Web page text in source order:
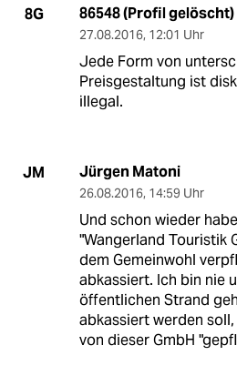
8G 86548 (Profil gelöscht)
27.08.2016, 12:01 Uhr
Jede Form von
Preisgestaltung ist
illegal.
JM Jürgen Matoni
26.08.2016, 14:59 Uhr
Und schon wieder
"Wangerland Touristik
dem Gemeinwohl
abkassiert. Ich bin nie
öffentlichen Strand
abkassiert werden
von dieser GmbH